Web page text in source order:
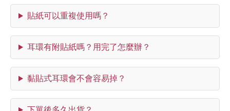
貼紙可以重複使用嗎？
耳環有附貼紙嗎？用完了怎麼辦？
黏貼式耳環會不會容易掉？